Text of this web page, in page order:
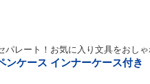
パレート！お気に入り文具をおし
ンケース インナーケース付き